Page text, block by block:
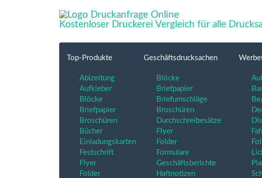
Kostenloser Druckerei Vergleich für alle
Top-Produkte
Abizeitung
Aufkleber
Blöcke
Briefpapier
Broschüren
Bücher
Einladungskarten
Festschrift
Flyer
Folder
Geschäftsdrucksachen
Blöcke
Briefpapier
Briefumschläge
Broschüren
Durchschreibesätze
Flyer
Folder
Formulare
Geschäftsberichte
Haftnotizen